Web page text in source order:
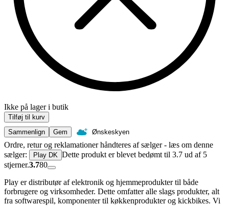
Ikke på lager i butik
Tilføj til kurv
Sammenlign
Gem Ønskeskyen
Ordre, retur og reklamationer håndteres af sælger - læs om denne
sælger:
Play DK Dette produkt er blevet bedømt til 3.7 ud af 5
stjerner.3.780
Play er distributør af elektronik og hjemmeprodukter til både
forbrugere og virksomheder. Dette omfatter alle slags produkter, alt
fra softwarespil, komponenter til køkkenprodukter og kickbikes. Vi